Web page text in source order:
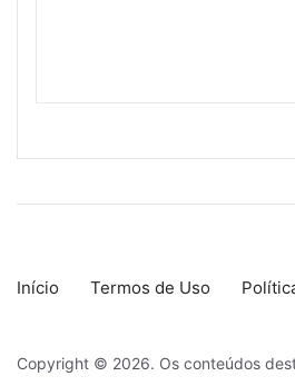
Início Termos de Uso
Copyright © 2026. Os conteúdos